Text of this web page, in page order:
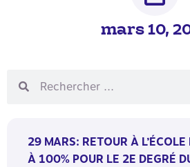
mars 10,
29 MARS: RETOUR À
À 100% POUR LE 2E DEGRÉ